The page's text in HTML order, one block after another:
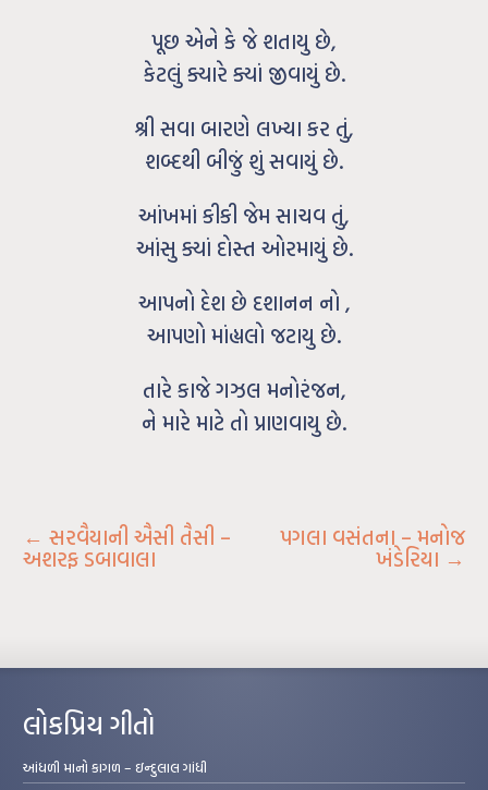
પૂછ એને કે જે શતાયુ છે,
કેટલું ક્યારે ક્યાં જીવાયું છે.
શ્રી સવા બારણે લખ્યા કર તું,
શબ્દથી બીજું શું સવાયું છે.
આંખમાં કીકી જેમ સાચવ તું,
આંસુ ક્યાં દોસ્ત ઓરમાયું છે.
આપનો દેશ છે દશાનન નો ,
આપણો માંહ્યલો જટાયુ છે.
તારે કાજે ગઝલ મનોરંજન,
ને મારે માટે તો પ્રાણવાયુ છે.
← સરવૈયાની ઐસી તૈસી –
અશરફ ડબાવાલા
પગલા વસંતના – મનોજ
ખંડેરિયા →
લોકપ્રિય ગીતો
આંધળી માનો કાગળ – ઇન્દુલાલ ગાંધી